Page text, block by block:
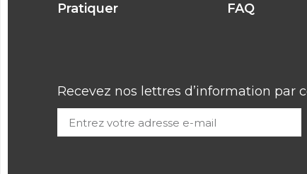
Pratiquer FAQ
Recevez nos lettres d’information par